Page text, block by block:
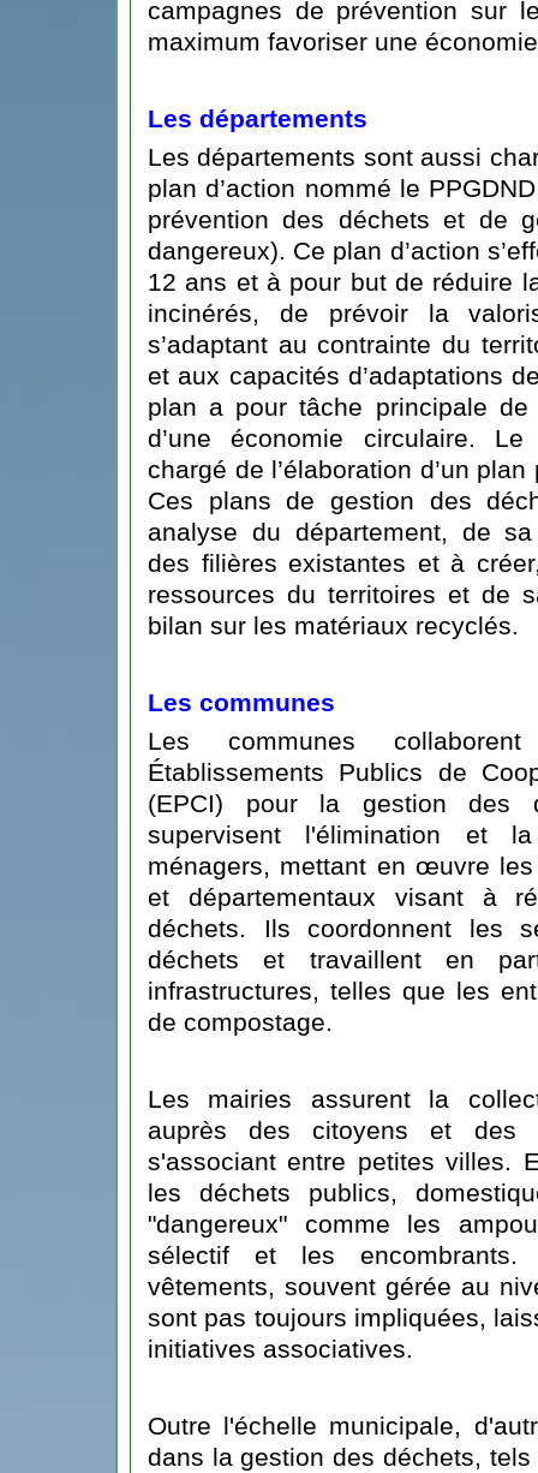
campagnes de prévention sur
maximum favoriser une
Les départements
Les départements sont aussi
plan d’action nommé le
prévention des déchets et de
dangereux). Ce plan d’action
12 ans et à pour but de réduire
incinérés, de prévoir la
s’adaptant au contrainte du
et aux capacités d’adaptations
plan a pour tâche principale de
d’une économie circulaire.
chargé de l’élaboration d’un
Ces plans de gestion des
analyse du département, de
des filières existantes et à
ressources du territoires et de
bilan sur les matériaux recyclés.
Les communes
Les communes
Établissements Publics de
(EPCI) pour la gestion des
supervisent l'élimination et
ménagers, mettant en œuvre
et départementaux visant à
déchets. Ils coordonnent les
déchets et travaillent en
infrastructures, telles que les
de compostage.
Les mairies assurent la
auprès des citoyens et des
s'associant entre petites villes.
les déchets publics,
"dangereux" comme les
sélectif et les
vêtements, souvent gérée au
sont pas toujours impliquées,
initiatives associatives.
Outre l'échelle municipale,
dans la gestion des déchets,